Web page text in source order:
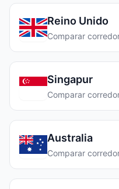
Reino Unido
Comparar
Singapur
Comparar
Australia
Comparar